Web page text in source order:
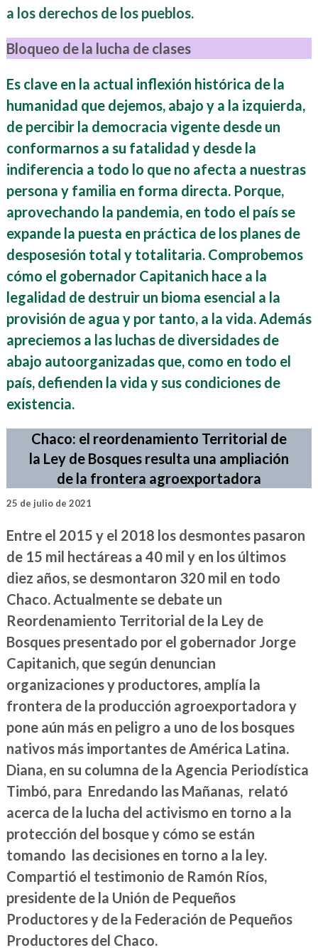
a los derechos de los pueblos.
Bloqueo de la lucha de clases
Es clave en la actual inflexión histórica de la
humanidad que dejemos, abajo y a la izquierda,
de percibir la democracia vigente desde un
conformarnos a su fatalidad y desde la
indiferencia a todo lo que no afecta a nuestras
persona y familia en forma directa. Porque,
aprovechando la pandemia, en todo el país se
expande la puesta en práctica de los planes de
desposesión total y totalitaria. Comprobemos
cómo el gobernador Capitanich hace a la
legalidad de destruir un bioma esencial a la
provisión de agua y por tanto, a la vida. Además
apreciemos a las luchas de diversidades de
abajo autoorganizadas que, como en todo el
país, defienden la vida y sus condiciones de
existencia.
Chaco: el reordenamiento Territorial de
la Ley de Bosques resulta una ampliación
de la frontera agroexportadora
25 de julio de 2021
Entre el 2015 y el 2018 los desmontes pasaron
de 15 mil hectáreas a 40 mil y en los últimos
diez años, se desmontaron 320 mil en todo
Chaco. Actualmente se debate un
Reordenamiento Territorial de la Ley de
Bosques presentado por el gobernador Jorge
Capitanich, que según denuncian
organizaciones y productores, amplía la
frontera de la producción agroexportadora y
pone aún más en peligro a uno de los bosques
nativos más importantes de América Latina.
Diana, en su columna de la Agencia Periodística
Timbó, para Enredando las Mañanas, relató
acerca de la lucha del activismo en torno a la
protección del bosque y cómo se están
tomando las decisiones en torno a la ley.
Compartió el testimonio de Ramón Ríos,
presidente de la Unión de Pequeños
Productores y de la Federación de Pequeños
Productores del Chaco.